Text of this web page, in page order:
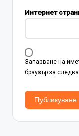
Интернет
Запазване на
браузър за